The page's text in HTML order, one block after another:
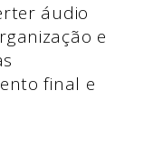
áudio
e
final e